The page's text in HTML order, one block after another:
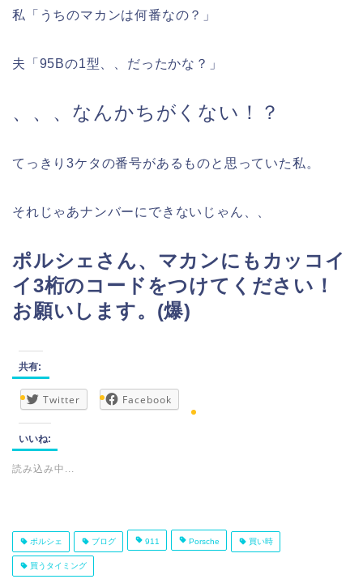
私「うちのマカンは何番なの？」
夫「95Bの1型、、だったかな？」
、、、なんかちがくない！？
てっきり3ケタの番号があるものと思っていた私。
それじゃあナンバーにできないじゃん、、
ポルシェさん、マカンにもカッコイ
イ3桁のコードをつけてください！
お願いします。(爆)
共有:
Twitter Facebook
いいね:
読み込み中...
ポルシェ ブログ 911 Porsche 買い時
買うタイミング